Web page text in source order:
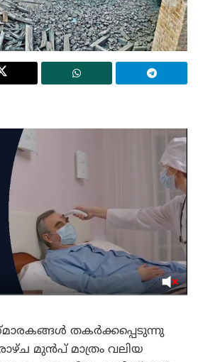
തകർക്കപ്പെടുന്നു
മുൻപ് മാത്രം വലിയ